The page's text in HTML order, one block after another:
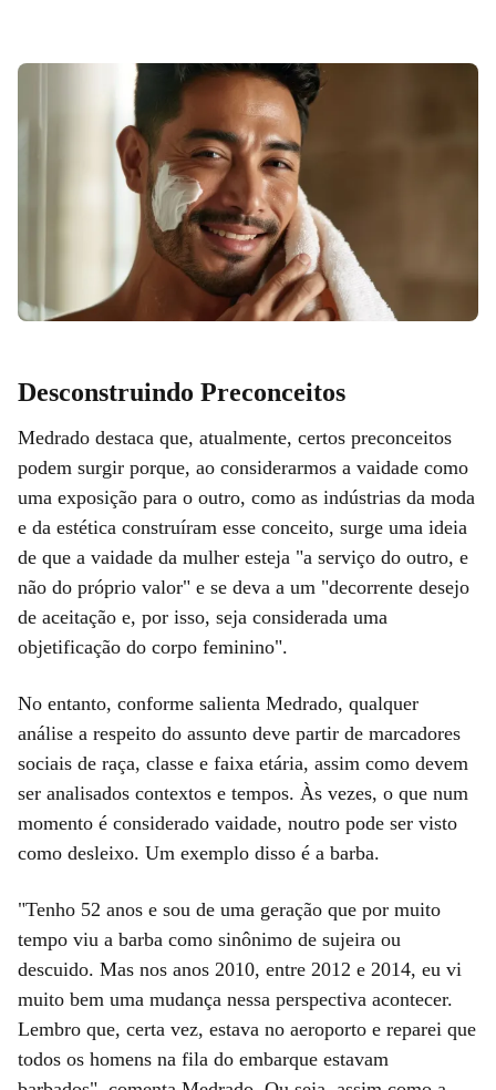
Desconstruindo Preconceitos
Medrado destaca que, atualmente, certos preconceitos
podem surgir porque, ao considerarmos a vaidade como
uma exposição para o outro, como as indústrias da moda
e da estética construíram esse conceito, surge uma ideia
de que a vaidade da mulher esteja "a serviço do outro, e
não do próprio valor" e se deva a um "decorrente desejo
de aceitação e, por isso, seja considerada uma
objetificação do corpo feminino".
No entanto, conforme salienta Medrado, qualquer
análise a respeito do assunto deve partir de marcadores
sociais de raça, classe e faixa etária, assim como devem
ser analisados contextos e tempos. Às vezes, o que num
momento é considerado vaidade, noutro pode ser visto
como desleixo. Um exemplo disso é a barba.
"Tenho 52 anos e sou de uma geração que por muito
tempo viu a barba como sinônimo de sujeira ou
descuido. Mas nos anos 2010, entre 2012 e 2014, eu vi
muito bem uma mudança nessa perspectiva acontecer.
Lembro que, certa vez, estava no aeroporto e reparei que
todos os homens na fila do embarque estavam